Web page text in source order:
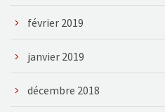
février 2019
janvier 2019
décembre 2018